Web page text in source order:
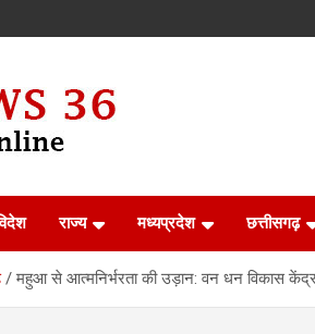
राज्य मध्यप्रदेश छत्तीसगढ़
महुआ से आत्मनिर्भरता की उड़ान: वन धन विकास